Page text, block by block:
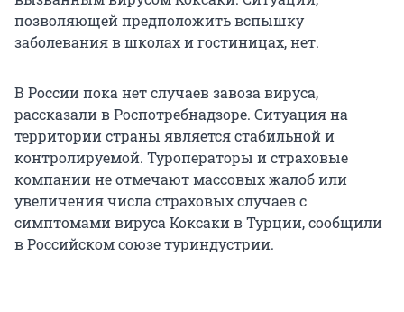
позволяющей предположить вспышку
заболевания в школах и гостиницах, нет.
В России пока нет случаев завоза вируса,
рассказали в Роспотребнадзоре. Ситуация на
территории страны является стабильной и
контролируемой. Туроператоры и страховые
компании не отмечают массовых жалоб или
увеличения числа страховых случаев с
симптомами вируса Коксаки в Турции, сообщили
в Российском союзе туриндустрии.